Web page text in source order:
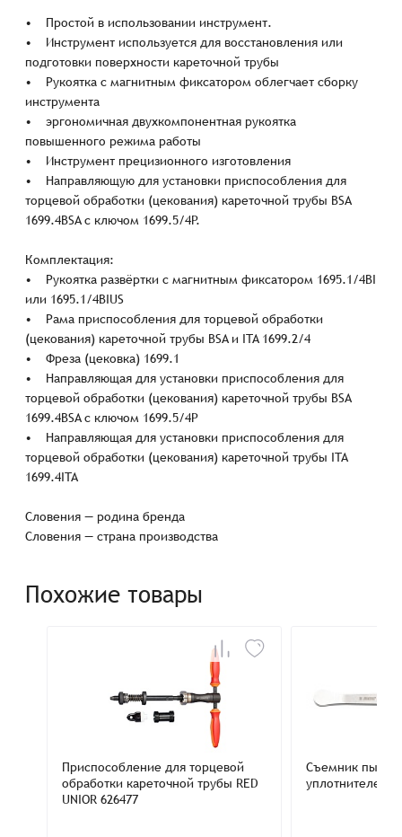
• Простой в использовании инструмент.
• Инструмент используется для восстановления или
подготовки поверхности кареточной трубы
• Рукоятка с магнитным фиксатором облегчает сборку
инструмента
• эргономичная двухкомпонентная рукоятка
повышенного режима работы
• Инструмент прецизионного изготовления
• Направляющую для установки приспособления для
торцевой обработки (цекования) кареточной трубы BSA
1699.4BSA с ключом 1699.5/4P.
Комплектация:
• Рукоятка развёртки с магнитным фиксатором 1695.1/4BI
или 1695.1/4BIUS
• Рама приспособления для торцевой обработки
(цекования) кареточной трубы BSA и ITA 1699.2/4
• Фреза (цековка) 1699.1
• Направляющая для установки приспособления для
торцевой обработки (цекования) кареточной трубы BSA
1699.4BSA с ключом 1699.5/4P
• Направляющая для установки приспособления для
торцевой обработки (цекования) кареточной трубы ITA
1699.4ITA
Словения — родина бренда
Словения — страна производства
Похожие товары
Приспособление для торцевой
обработки кареточной трубы RED
UNIOR 626477
Съемник
уплотнителей